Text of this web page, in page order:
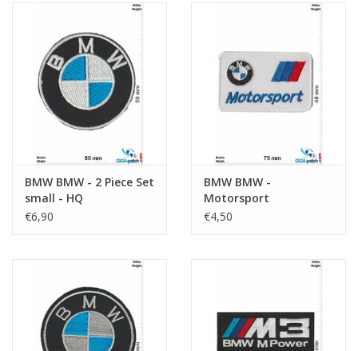
BMW BMW - 2 Piece Set
small - HQ
€6,90
BMW BMW -
Motorsport
€4,50